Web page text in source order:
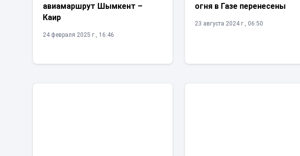
авиамаршрут Шымкент –
Каир
24 февраля 2025 г., 16:46
огня в Газе перенесены
23 августа 2024 г., 06:50